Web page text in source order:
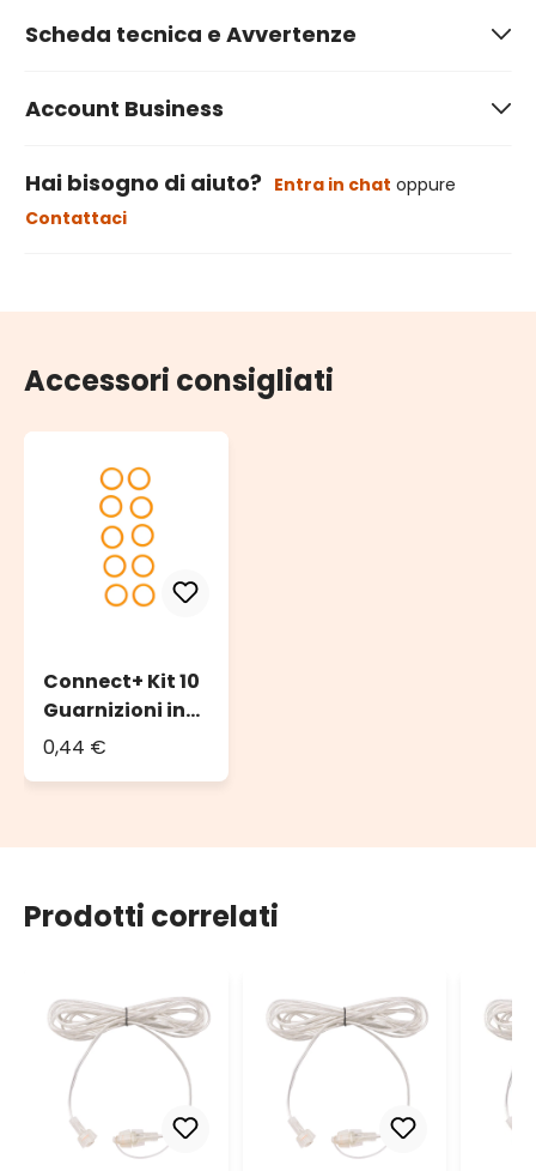
Scheda tecnica e Avvertenze
Account Business
Hai bisogno di aiuto? Entra in chat oppure
Contattaci
Accessori consigliati
Connect+ Kit 10
Guarnizioni in
gomma O-Ring,
0,44 €
Prodotti correlati